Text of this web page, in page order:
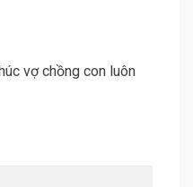
vợ chồng con luôn